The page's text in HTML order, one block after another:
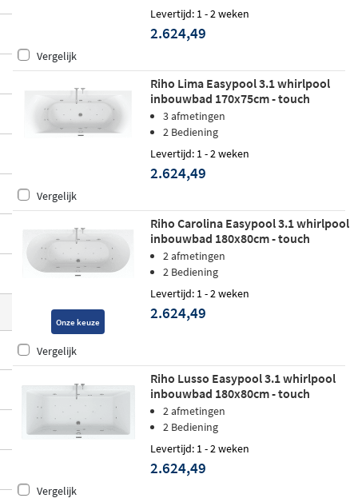
verschillende vormen en maten. Of je nu k
iest voor een inbouwmodel, een hoekbad
of een vrijstaand bad met massagefuncti
krachtige jets en
betrouwbare pompen
voor een optimale
massageervaring.
Levertijd: 1 - 2 weken
2.624,49
Vergelijk
Riho Lima Easypool 3.1 whirlpool
inbouwbad 170x75cm - touch
3 afmetingen
2 Bediening
Levertijd: 1 - 2 weken
2.624,49
Vergelijk
Onze keuze
Riho Carolina Easypool 3.1 whirlpool
inbouwbad 180x80cm - touch
2 afmetingen
2 Bediening
Levertijd: 1 - 2 weken
2.624,49
Vergelijk
Riho Lusso Easypool 3.1 whirlpool
inbouwbad 180x80cm - touch
2 afmetingen
2 Bediening
Levertijd: 1 - 2 weken
2.624,49
Vergelijk